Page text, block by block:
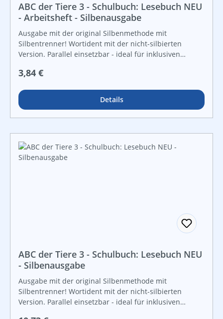
ABC der Tiere 3 - Schulbuch: Lesebuch NEU
- Arbeitsheft - Silbenausgabe
Ausgabe mit der original Silbenmethode mit
Silbentrenner! Wortident mit der nicht-silbierten
Version. Parallel einsetzbar - ideal für inklusiven
ausgewählten Texten aus allen Kapiteln Übungen und
Leseverständnis ist für Klasse 3 damit abgedeckt.
Regulärer Preis:
3,84 €
Details
ABC der Tiere 3 - Schulbuch: Lesebuch NEU
- Silbenausgabe
Ausgabe mit der original Silbenmethode mit
Silbentrenner! Wortident mit der nicht-silbierten
Version. Parallel einsetzbar - ideal für inklusiven